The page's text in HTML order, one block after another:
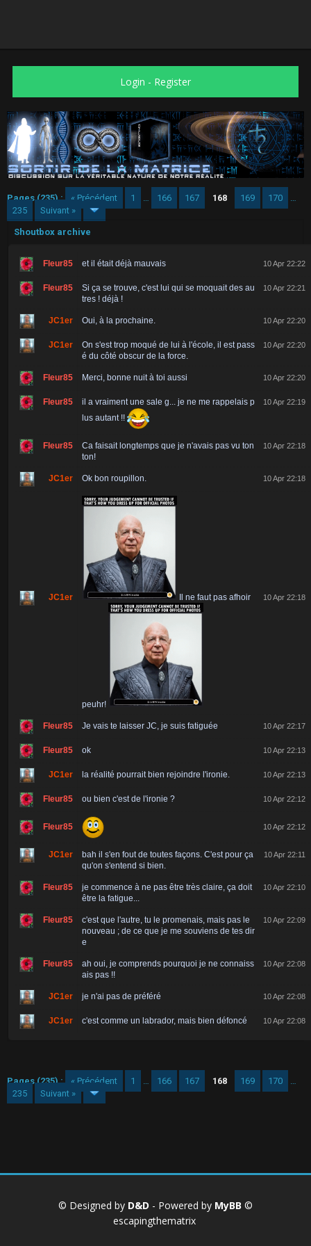
Login - Register
Pages (235) : « Précédent 1 166 167 168 169 170
235
Suivant »
Shoutbox archive
Fleur85 et il était déjà mauvais 10 Apr 22:22
Fleur85
Si ça se trouve, c'est lui qui se moquait des au
tres ! déjà !
10 Apr 22:21
JC1er Oui, à la prochaine. 10 Apr 22:20
JC1er
On s'est trop moqué de lui à l'école, il est pass
é du côté obscur de la force.
10 Apr 22:20
Fleur85 Merci, bonne nuit à toi aussi 10 Apr 22:20
Fleur85
il a vraiment une sale g... je ne me rappelais p
lus autant !!
10 Apr 22:19
Fleur85
Ca faisait longtemps que je n'avais pas vu ton
ton!
10 Apr 22:18
JC1er Ok bon roupillon. 10 Apr 22:18
JC1er Il ne faut pas afhoir
peuhr!
10 Apr 22:18
Fleur85 Je vais te laisser JC, je suis fatiguée 10 Apr 22:17
Fleur85 ok 10 Apr 22:13
JC1er la réalité pourrait bien rejoindre l'ironie. 10 Apr 22:13
Fleur85 ou bien c'est de l'ironie ? 10 Apr 22:12
Fleur85 10 Apr 22:12
JC1er
bah il s'en fout de toutes façons. C'est pour ça
qu'on s'entend si bien.
10 Apr 22:11
Fleur85
je commence à ne pas être très claire, ça doit
être la fatigue...
10 Apr 22:10
Fleur85
c'est que l'autre, tu le promenais, mais pas le
nouveau ; de ce que je me souviens de tes dir
e
10 Apr 22:09
Fleur85
ah oui, je comprends pourquoi je ne connaiss
ais pas !!
10 Apr 22:08
JC1er je n'ai pas de préféré 10 Apr 22:08
JC1er c'est comme un labrador, mais bien défoncé 10 Apr 22:08
Pages (235) : « Précédent 1 166 167 168 169 170
235
Suivant »
© Designed by D&D - Powered by MyBB ©
escapingthematrix